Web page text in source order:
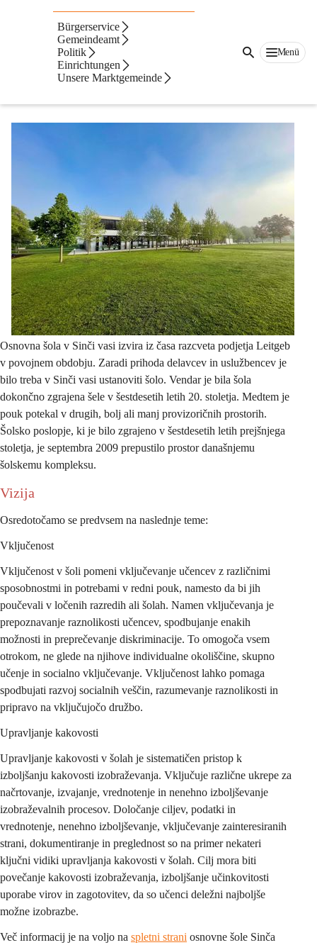
Bürgerservice
Gemeindeamt
Politik
Einrichtungen
Unsere Marktgemeinde
Menü
Osnovna šola Sinča vas
Osnovna šola v Sinči vasi izvira iz časa razcveta podjetja Leitgeb
v povojnem obdobju. Zaradi prihoda delavcev in uslužbencev je
bilo treba v Sinči vasi ustanoviti šolo. Vendar je bila šola
dokončno zgrajena šele v šestdesetih letih 20. stoletja. Medtem je
pouk potekal v drugih, bolj ali manj provizoričnih prostorih.
Šolsko poslopje, ki je bilo zgrajeno v šestdesetih letih prejšnjega
stoletja, je septembra 2009 prepustilo prostor današnjemu
šolskemu kompleksu.
Vizija
Osredotočamo se predvsem na naslednje teme:
Vključenost
Vključenost v šoli pomeni vključevanje učencev z različnimi
sposobnostmi in potrebami v redni pouk, namesto da bi jih
poučevali v ločenih razredih ali šolah. Namen vključevanja je
prepoznavanje raznolikosti učencev, spodbujanje enakih
možnosti in preprečevanje diskriminacije. To omogoča vsem
otrokom, ne glede na njihove individualne okoliščine, skupno
učenje in socialno vključevanje. Vključenost lahko pomaga
spodbujati razvoj socialnih veščin, razumevanje raznolikosti in
pripravo na vključujočo družbo.
Upravljanje kakovosti
Upravljanje kakovosti v šolah je sistematičen pristop k
izboljšanju kakovosti izobraževanja. Vključuje različne ukrepe za
načrtovanje, izvajanje, vrednotenje in nenehno izboljševanje
izobraževalnih procesov. Določanje ciljev, podatki in
vrednotenje, nenehno izboljševanje, vključevanje zainteresiranih
strani, dokumentiranje in preglednost so na primer nekateri
ključni vidiki upravljanja kakovosti v šolah. Cilj mora biti
povečanje kakovosti izobraževanja, izboljšanje učinkovitosti
uporabe virov in zagotovitev, da so učenci deležni najboljše
možne izobrazbe.
Več informacij je na voljo na spletni strani osnovne šole Sinča